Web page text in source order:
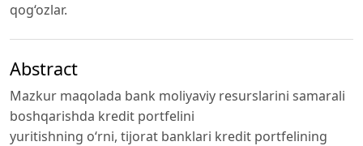
qog‘ozlar.
Abstract
Mazkur maqolada bank moliyaviy resurslarini samarali
boshqarishda kredit portfelini
yuritishning o‘rni, tijorat banklari kredit portfelining